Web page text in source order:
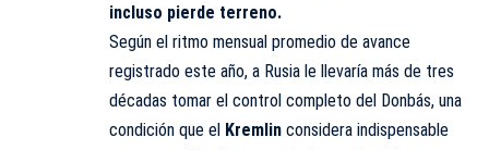
incluso pierde terreno.
Según el ritmo mensual promedio de avance
registrado este año, a Rusia le llevaría más de tres
décadas tomar el control completo del Donbás, una
condición que el Kremlin considera indispensable